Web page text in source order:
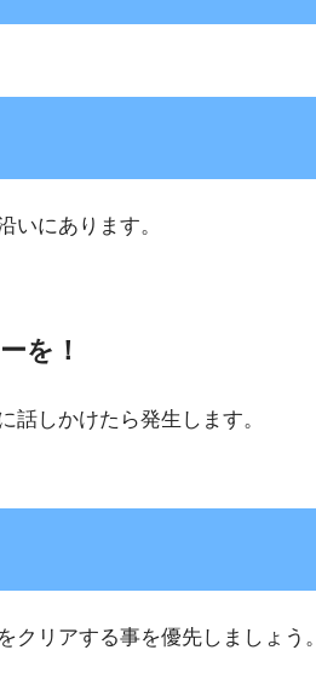
いにあります。
を！
話しかけたら発生します。
クリアする事を優先しましょう。